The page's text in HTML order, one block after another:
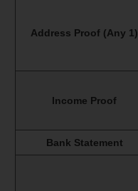
Address Proof (Any 1)
Income Proof
Bank Statement